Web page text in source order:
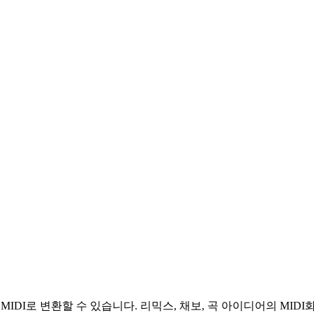
로 변환할 수 있습니다. 리믹스, 채보, 곡 아이디어의 MIDI